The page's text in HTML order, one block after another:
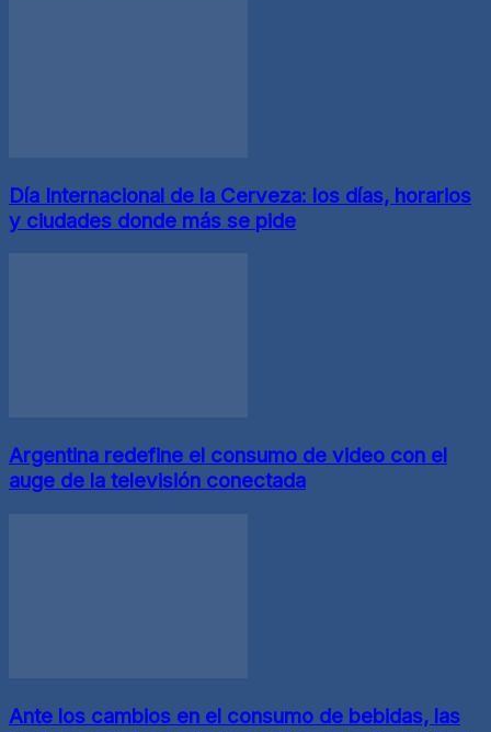
Día Internacional de la Cerveza: los días, horarios
y ciudades donde más se pide
Argentina redefine el consumo de video con el
auge de la televisión conectada
Ante los cambios en el consumo de bebidas, las